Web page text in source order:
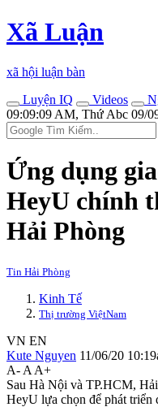
Xã Luận
xã hội luận bàn
Luyện IQ
Videos
09:09:09 AM, Thứ Abc 09/
Ứng dụng
HeyU chính
Hải Phòng
Tin Hải Phòng
Kinh Tế
Thị trường ViệtNam
VN EN
Kute Nguyen 11/06/20
A- A A+
Sau Hà Nội và TP.HCM,
HeyU lựa chọn để phát triển